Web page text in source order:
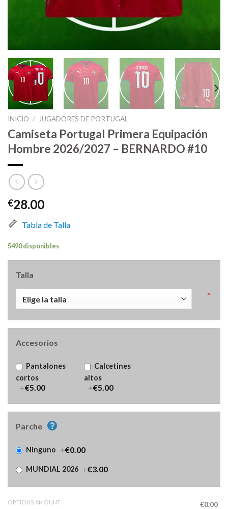
INICIO / JUGADORES DE PORTUGAL
Camiseta Portugal Primera Equipación
Hombre 2026/2027 – BERNARDO #10
€28.00
Tabla de Talla
5490 disponibles
Talla
*
Accesorios
Pantalones
cortos
+€5.00
Calcetines
altos
+€5.00
Parche
Ninguno +€0.00
MUNDIAL 2026 +€3.00
OPTIONS AMOUNT
€0.00